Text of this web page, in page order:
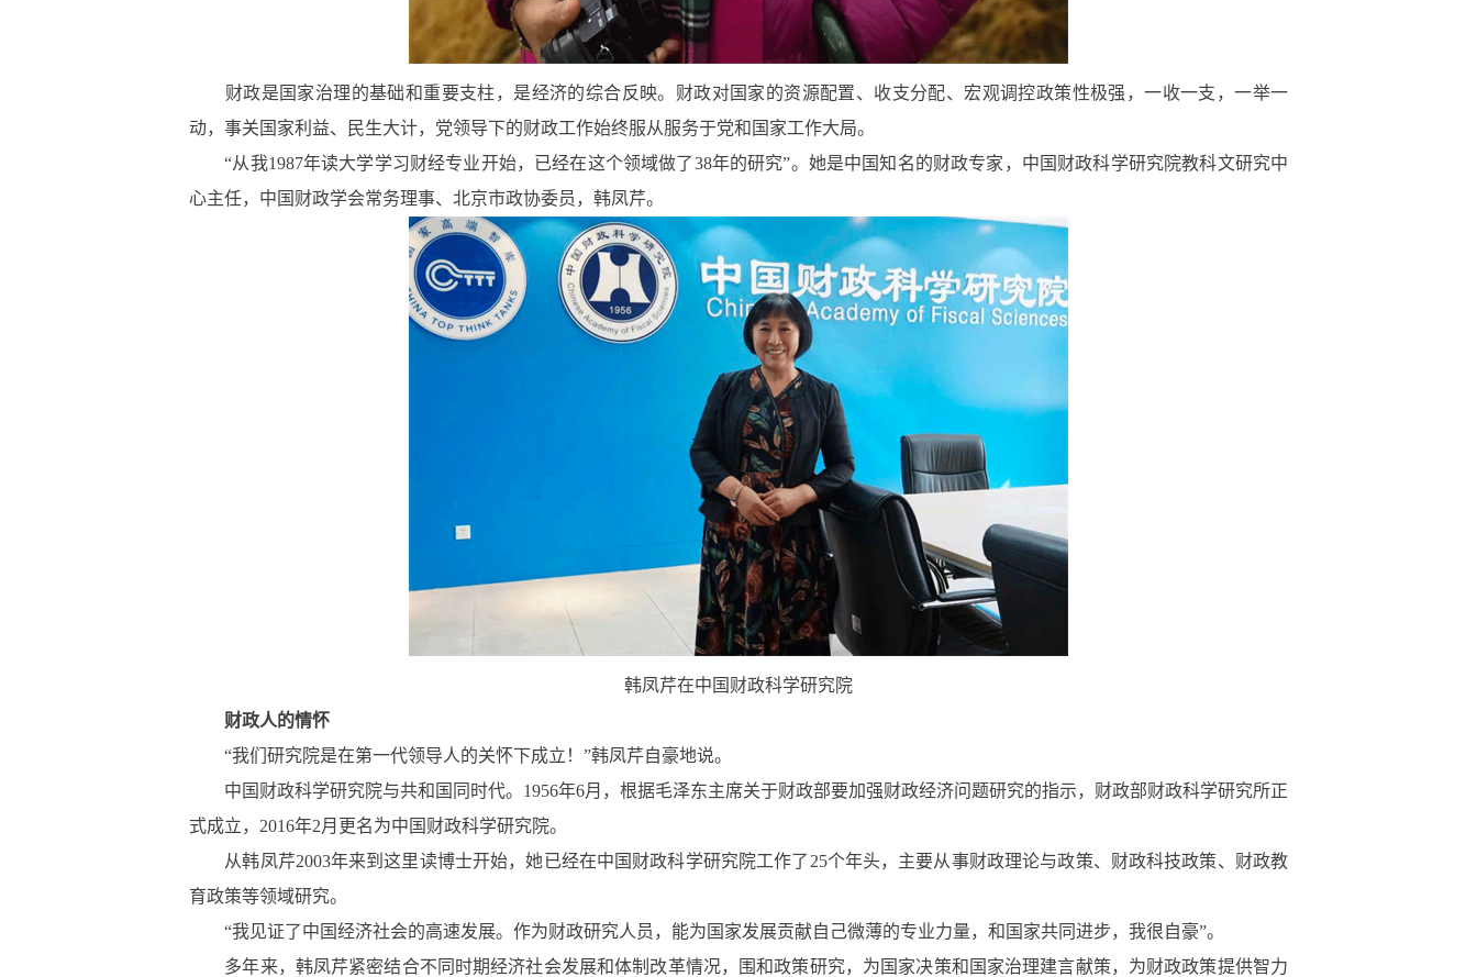
财政是国家治理的基础和重要支柱，是经济的综合反映。财政对国家的资源配置、收支分配、宏观调控政策性极强，一收一支，一举一
动，事关国家利益、民生大计，党领导下的财政工作始终服从服务于党和国家工作大局。
“从我1987年读大学学习财经专业开始，已经在这个领域做了38年的研究”。她是中国知名的财政专家，中国财政科学研究院教科文研究中
心主任，中国财政学会常务理事、北京市政协委员，韩凤芹。
韩凤芹在中国财政科学研究院
财政人的情怀
“我们研究院是在第一代领导人的关怀下成立！”韩凤芹自豪地说。
中国财政科学研究院与共和国同时代。1956年6月，根据毛泽东主席关于财政部要加强财政经济问题研究的指示，财政部财政科学研究所正
式成立，2016年2月更名为中国财政科学研究院。
从韩凤芹2003年来到这里读博士开始，她已经在中国财政科学研究院工作了25个年头，主要从事财政理论与政策、财政科技政策、财政教
育政策等领域研究。
“我见证了中国经济社会的高速发展。作为财政研究人员，能为国家发展贡献自己微薄的专业力量，和国家共同进步，我很自豪”。
多年来，韩凤芹紧密结合不同时期经济社会发展和体制改革情况，围和政策研究，为国家决策和国家治理建言献策，为财政政策提供智力